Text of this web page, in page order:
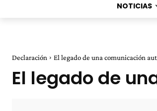
NOTICIAS
Declaración El legado de una comunicación
El legado de